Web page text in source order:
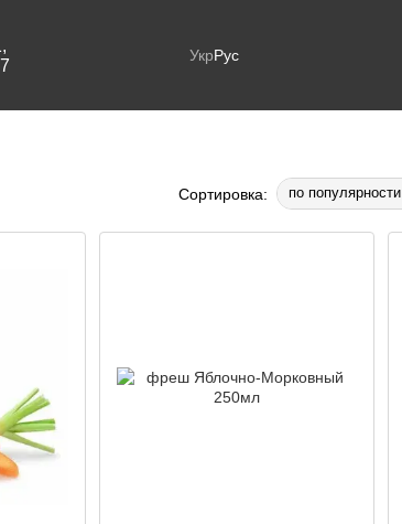
УкрРус
Сортировка: по популярности